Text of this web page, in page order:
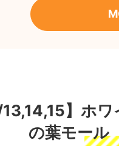
13,14,15】ホ
の葉モール